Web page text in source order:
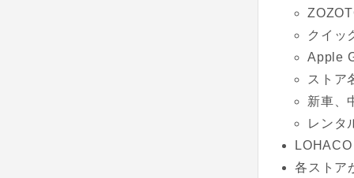
クイッ
Apple
ストア
新車、
レンタ
各ストア